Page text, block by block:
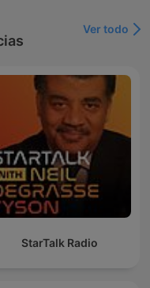
Ver todo
StarTalk Radio